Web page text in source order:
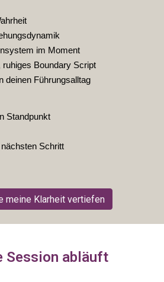
im Moment
Boundary Script
deinen Führungsalltag
Standpunkt
Schritt
meine Klarheit vertiefen
Session abläuft